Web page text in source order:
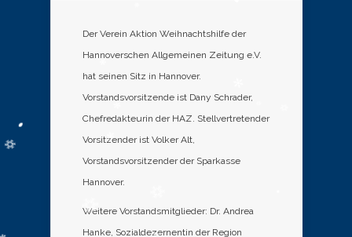
Der Verein Aktion Weihnachtshilfe der
Hannoverschen Allgemeinen Zeitung e.V.
hat seinen Sitz in Hannover.
Vorstandsvorsitzende ist Dany Schrader,
Chefredakteurin der HAZ. Stellvertretender
Vorsitzender ist Volker Alt,
Vorstandsvorsitzender der Sparkasse
Hannover.
Weitere Vorstandsmitglieder: Dr. Andrea
Hanke, Sozialdezernentin der Region